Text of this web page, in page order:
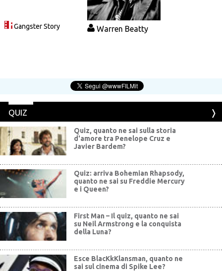
Gangster Story Warren Beatty
QUIZ
Quiz, quanto ne sai sulla storia
d'amore tra Penelope Cruz e
Javier Bardem?
Quiz: arriva Bohemian Rhapsody,
quanto ne sai su Freddie Mercury
e i Queen?
First Man – Il quiz, quanto ne sai
su Neil Armstrong e la conquista
della Luna?
Esce BlacKkKlansman, quanto ne
sai sul cinema di Spike Lee?